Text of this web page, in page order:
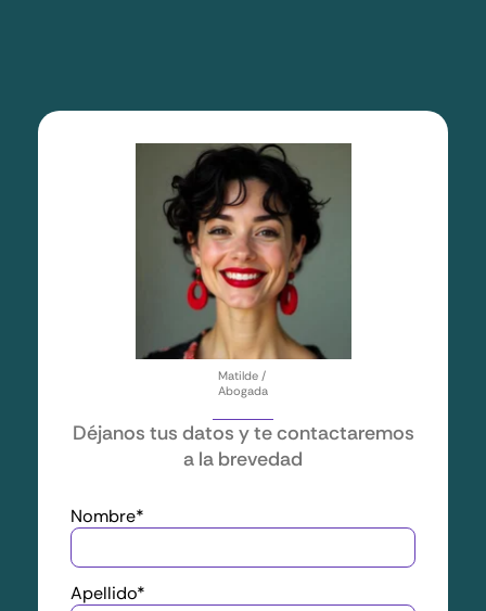
Matilde /
Abogada
Déjanos tus datos y te contactaremos
a la brevedad
Nombre*
Apellido*